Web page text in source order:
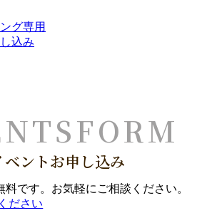
グ専用
込み
ベントお申し込み